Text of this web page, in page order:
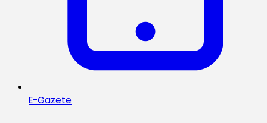
E-Gazete